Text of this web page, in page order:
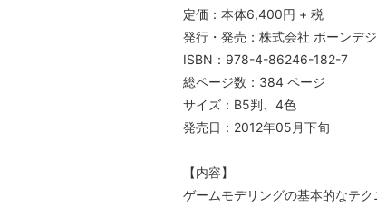
定価：本体6,400円 + 税
発行・発売：株式会社 ボーンデ
ISBN：978-4-86246-182-7
総ページ数：384 ページ
サイズ：B5判、4色
発売日：2012年05月下旬
【内容】
ゲームモデリングの基本的なテ